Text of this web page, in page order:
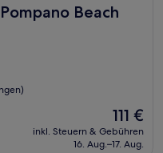
Beach
Beach Pier
Der
Preis
beträgt
111 €
inkl. Steuern & Gebühren
16. Aug.–17. Aug.